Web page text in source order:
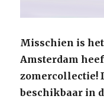
Misschien is
Amsterdam
zomercollectie!
beschikbaar in